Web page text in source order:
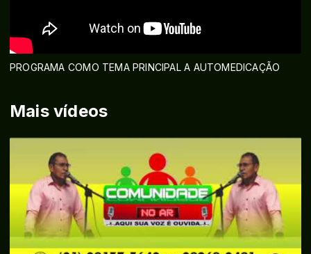
Mais vídeos
PROGRAMA COMO TEMA PRINCIPAL A AUTOMEDICAÇÃO